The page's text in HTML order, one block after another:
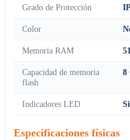
Grado de Protección
Color
Memoria RAM
Capacidad de memoria
flash
8
Indicadores LED Si
Especificaciones físicas